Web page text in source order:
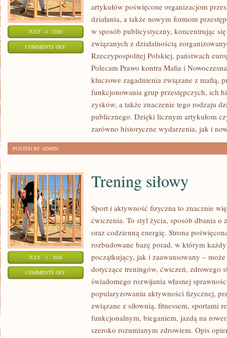
JULY - 4 - 2026
COMMENTS OFFON
TAJEMNICE
NIEWYJAŚNIONE
artykułów poświęcone organizacjom
działania, a także nowym formom
w sposób publicystyczny, koncentrując
związanych z działalnością
Rzeczypospolitej Polskiej, państwach
Polecam Prawo kontra Mafia i
kluczowe zagadnienia związane z mafią,
funkcjonowania grup przestępczych, ich
zysków, a także znaczenie tego rodzaju
publicznego. Dzięki licznym artykułom
zarówno historyczne wydarzenia, jak i
POSTED BY ADMIN
JULY - 3 - 2026
COMMENTS OFFON
Trening siłowy
Sport i aktywność fizyczna to znacznie
ćwiczenia. To styl życia, sposób dbania o
oraz codzienną energię. Strona
rozbudowane bazę porad, w którym
początkujący, jak i zaawansowany –
dotyczące treningów, ćwiczeń, zdrowego
świadomego rozwijania własnej
popularyzowaniu aktywności fizycznej,
związane z siłownią, fitnessem, sportami
funkcjonalnym, bieganiem, jazdą na
szeroko rozumianym zdrowiem. Opis